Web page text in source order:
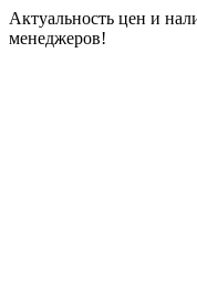
Актуальность цен и
менеджеров!